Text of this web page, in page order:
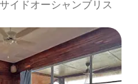
イドオーシャンブリス